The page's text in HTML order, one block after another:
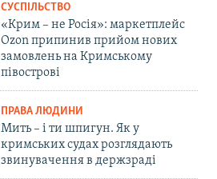
СУСПІЛЬСТВО
«Крим – не Росія»: маркетплейс
Ozon припинив прийом нових
замовлень на Кримському
півострові
ПРАВА ЛЮДИНИ
Мить – і ти шпигун. Як у
кримських судах розглядають
звинувачення в держзраді